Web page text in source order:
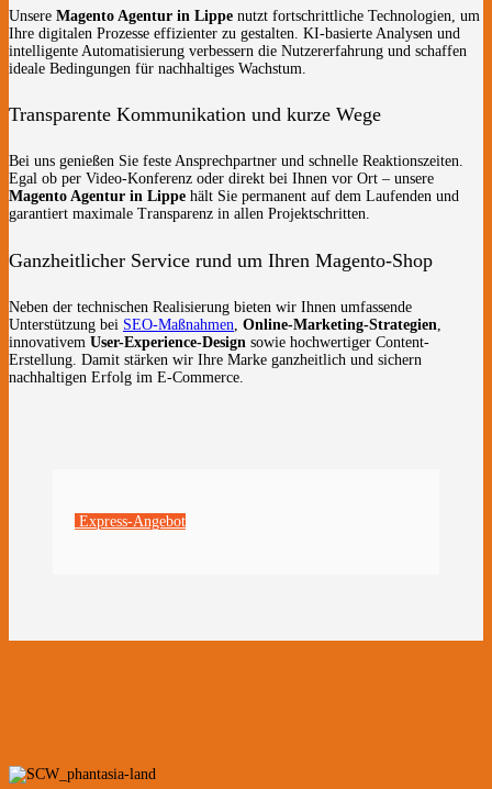
Unsere Magento Agentur in Lippe nutzt fortschrittliche Technologien, um
Ihre digitalen Prozesse effizienter zu gestalten. KI-basierte Analysen und
intelligente Automatisierung verbessern die Nutzererfahrung und schaffen
ideale Bedingungen für nachhaltiges Wachstum.
Transparente Kommunikation und kurze Wege
Bei uns genießen Sie feste Ansprechpartner und schnelle Reaktionszeiten.
Egal ob per Video-Konferenz oder direkt bei Ihnen vor Ort – unsere
Magento Agentur in Lippe hält Sie permanent auf dem Laufenden und
garantiert maximale Transparenz in allen Projektschritten.
Ganzheitlicher Service rund um Ihren Magento-Shop
Neben der technischen Realisierung bieten wir Ihnen umfassende
Unterstützung bei SEO-Maßnahmen, Online-Marketing-Strategien,
innovativem User-Experience-Design sowie hochwertiger Content-
Erstellung. Damit stärken wir Ihre Marke ganzheitlich und sichern
nachhaltigen Erfolg im E-Commerce.
Express-Angebot